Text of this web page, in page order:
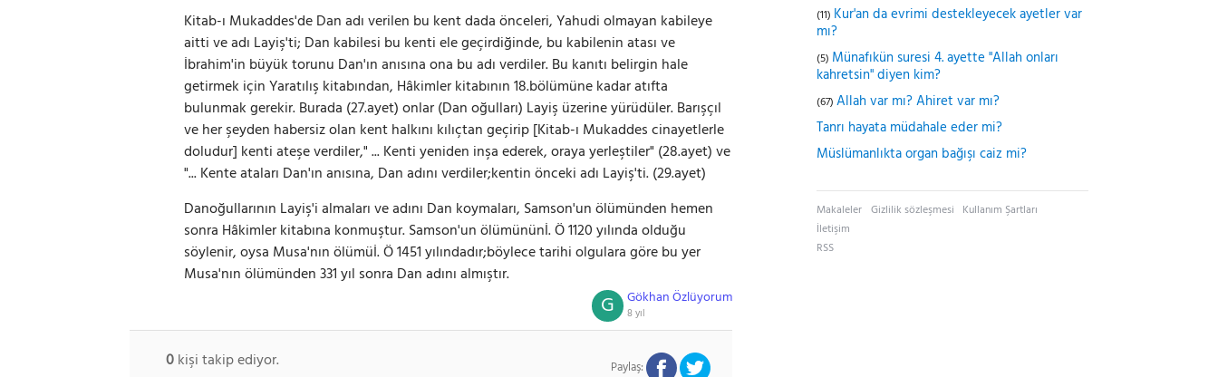
Kitab-ı Mukaddes'de Dan adı verilen bu kent dada önceleri, Yahudi olmayan kabileye
aitti ve adı Layiş'ti; Dan kabilesi bu kenti ele geçirdiğinde, bu kabilenin atası ve
İbrahim'in büyük torunu Dan'ın anısına ona bu adı verdiler. Bu kanıtı belirgin hale
getirmek için Yaratılış kitabından, Hâkimler kitabının 18.bölümüne kadar atıfta
bulunmak gerekir. Burada (27.ayet) onlar (Dan oğulları) Layiş üzerine yürüdüler. Barışçıl
ve her şeyden habersiz olan kent halkını kılıçtan geçirip [Kitab-ı Mukaddes cinayetlerle
doludur] kenti ateşe verdiler," ... Kenti yeniden inşa ederek, oraya yerleştiler" (28.ayet) ve
"... Kente ataları Dan'ın anısına, Dan adını verdiler;kentin önceki adı Layiş'ti. (29.ayet)
Danoğullarının Layiş'i almaları ve adını Dan koymaları, Samson'un ölümünden hemen
sonra Hâkimler kitabına konmuştur. Samson'un ölümününİ. Ö 1120 yılında olduğu
söylenir, oysa Musa'nın ölümüİ. Ö 1451 yılındadır;böylece tarihi olgulara göre bu yer
Musa'nın ölümünden 331 yıl sonra Dan adını almıştır.
Gökhan Özlüyorum
8 yıl
G
0kişi takip ediyor. Paylaş:
(11) Kur'an da evrimi destekleyecek ayetler var
mı?
(5) Münafıkün suresi 4. ayette "Allah onları
kahretsin" diyen kim?
(67) Allah var mı? Ahiret var mı?
Tanrı hayata müdahale eder mi?
Müslümanlıkta organ bağışı caiz mi?
Makaleler Gizlilik sözleşmesi Kullanım Şartları
İletişim
RSS